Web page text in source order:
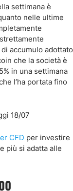
settimana è
nelle ultime
accumulo adottato
che la società è
in una settimana
l’ha portata fino
CFD per investire
più si adatta alle